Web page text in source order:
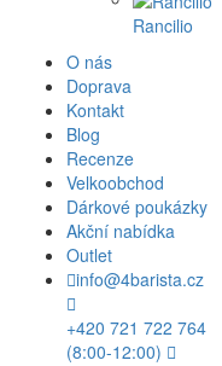
Rancilio
O nás
Doprava
Kontakt
Blog
Recenze
Velkoobchod
Dárkové poukázky
Akční nabídka
Outlet
info@4barista.cz
+420 721 722 764
(8:00-12:00)